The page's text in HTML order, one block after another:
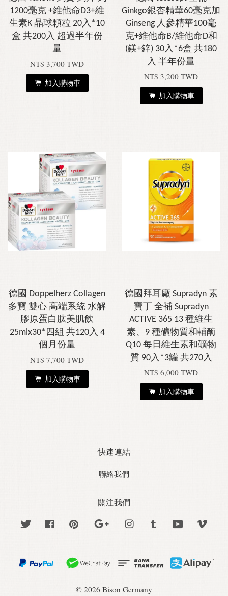
1200毫克 +維他命D3+維
生素K 晶球顆粒 20入*10
盒 共200入 超過半年份
量
NT$ 3,700 TWD
加入購物車
Ginkgo銀杏精華60毫克加
Ginseng 人參精華100毫
克+維他命B/維他命D和
(鎂+鋅) 30入*6盒 共180
入 半年份量
NT$ 3,200 TWD
加入購物車
德國 Doppelherz Collagen
多寶 雙心 高端系統 水解
膠原蛋白肽美肌飲
25mlx30*四組 共120入 4
個月份量
NT$ 7,700 TWD
加入購物車
德國拜耳廠 Supradyn 素
寶丁 全補 Supradyn
ACTIVE 365 13 種維生
素、9 種礦物質和輔酶
Q10 每日維生素和礦物
質 90入*3罐 共270入
NT$ 6,000 TWD
加入購物車
快速連結
聯絡我們
關注我們
Twitter Facebook Pinterest Google Instagram Tumblr YouTube
© 2026 Bison Germany